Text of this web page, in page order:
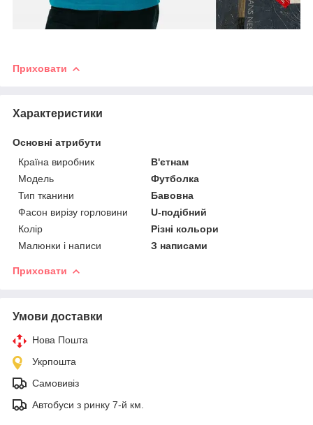
Приховати
Характеристики
Основні атрибути
Країна виробник
В'єтнам
Модель
Футболка
Тип тканини
Бавовна
Фасон вирізу горловини
U-подібний
Колір
Різні кольори
Малюнки і написи
З написами
Приховати
Умови доставки
Нова Пошта
Укрпошта
Самовивіз
Автобуси з ринку 7-й км.